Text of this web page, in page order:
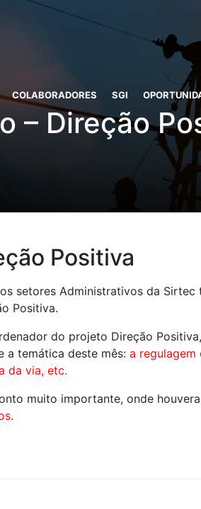
COLABORADORES SGI
– Direção
Positiva
setores Administrativos da Sirtec
Positiva.
do projeto Direção
a temática deste mês: a regulagem
da via, etc.
muito importante, onde